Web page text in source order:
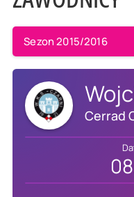
Sezon 2015/2016
Cerrad